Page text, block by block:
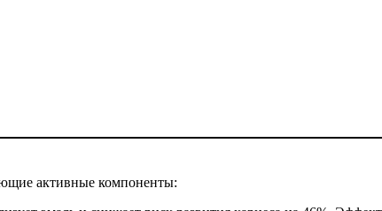
активные компоненты: